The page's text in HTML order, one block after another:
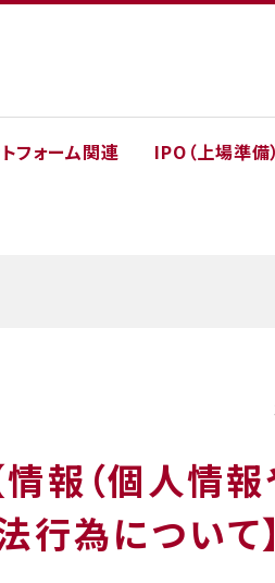
フォーム関連 IPO（上場準備）
報（個人情報
行為について】